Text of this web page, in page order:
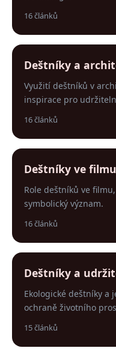
16 článků
Deštníky a
Využití deštníků v
inspirace pro
16 článků
Deštníky ve
Role deštníků ve
symbolický význam.
16 článků
Deštníky a
Ekologické deštníky a
ochraně životního
15 článků